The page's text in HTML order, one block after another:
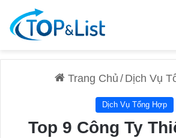
Trang Chủ / Dịch Vụ
Dịch Vụ Tổng Hợp
Top 9 Công Ty